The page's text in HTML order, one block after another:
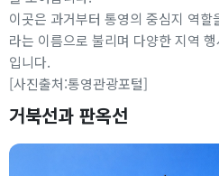
이곳은 과거부터 통영의 중심지 역
라는 이름으로 불리며 다양한 지역
입니다.
[사진출처:통영관광포털]
거북선과 판옥선